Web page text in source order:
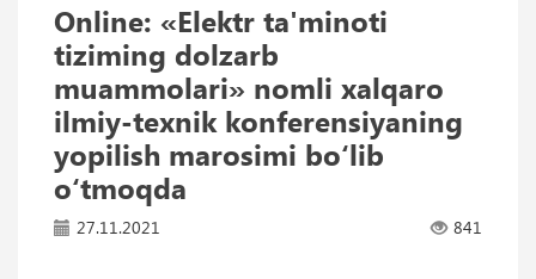
Online: «Elektr ta'minoti
tiziming dolzarb
muammolari» nomli xalqaro
ilmiy-texnik konferensiyaning
yopilish marosimi bo‘lib
o‘tmoqda
27.11.2021 841